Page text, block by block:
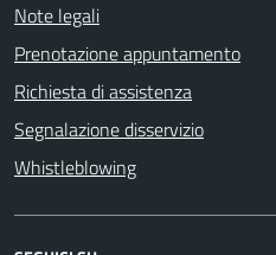
Note legali
Prenotazione appuntamento
Richiesta di assistenza
Segnalazione disservizio
Whistleblowing